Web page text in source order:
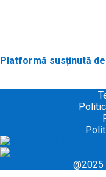
Platformă susținută de
@2025